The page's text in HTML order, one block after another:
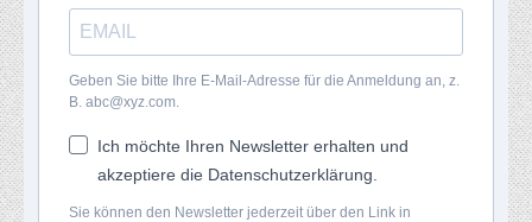
Geben Sie bitte Ihre E-Mail-Adresse für die Anmeldung an, z.
B. abc@xyz.com.
Ich möchte Ihren Newsletter erhalten und
akzeptiere die Datenschutzerklärung.
Sie können den Newsletter jederzeit über den Link in